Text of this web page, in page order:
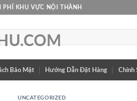
KHU VỰC NỘI THÀNH
Bảo Mật Hướng Dẫn Đặt Hàng Chính
UNCATEGORIZED